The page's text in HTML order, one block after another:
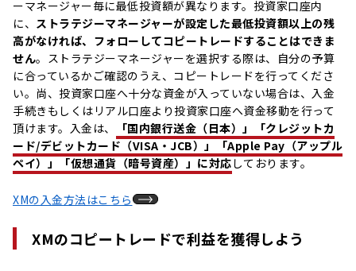
ーマネージャー毎に最低投資額が異なります。投資家口座内
に、 ストラテジーマネージャーが設定した最低投資額以上の残
高がなければ、フォローしてコピートレードすることはできま
せん。ストラテジーマネージャーを選択する際は、自分の予算
に合っているかご確認のうえ、コピートレードを行ってくださ
い。尚、投資家口座へ十分な資金が入っていない場合は、入金
手続きもしくはリアル口座より投資家口座へ資金移動を行って
頂けます。入金は、
「国内銀行送金（日本）」「クレジットカ
ード/デビットカード（VISA・JCB）」「Apple Pay（アップル
ペイ）」「仮想通貨（暗号資産）」に対応 しております。
XMの入金方法はこちら
XMのコピートレードで利益を獲得しよう